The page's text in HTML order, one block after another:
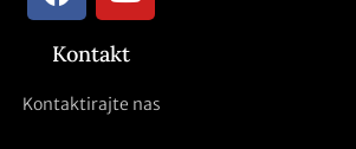
Kontakt
Kontaktirajte nas